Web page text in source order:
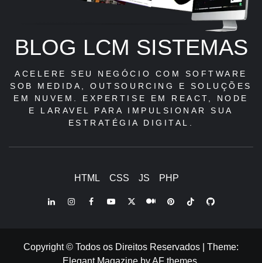
BLOG LCM SISTEMAS
ACELERE SEU NEGÓCIO COM SOFTWARE
SOB MEDIDA, OUTSOURCING E SOLUÇÕES
EM NUVEM. EXPERTISE EM REACT, NODE
E LARAVEL PARA IMPULSIONAR SUA
ESTRATÉGIA DIGITAL.
HTML CSS JS PHP
LinkedInInstagramFacebookYoutube
X PinterestTiktokGithub
Copyright © Todos os Direitos Reservados
Theme:
Elegant Magazine by AF themes